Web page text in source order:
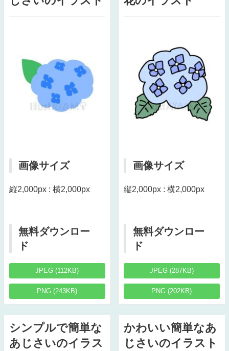
画像サイズ
縦2,000px : 横2,000px
無料ダウンロー
ド
JPEG (112KB)
PNG (243KB)
画像サイズ
縦2,000px : 横2,000px
無料ダウンロー
ド
JPEG (287KB)
PNG (202KB)
シンプルで簡単な
あじさいのイラス
かわいい簡単なあ
じさいのイラスト